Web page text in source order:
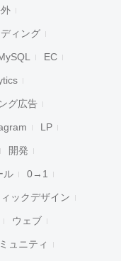
ィング
EC
グ広告
LP
開発
ル 0→1
ックデザイン
ウェブ
ュニティ